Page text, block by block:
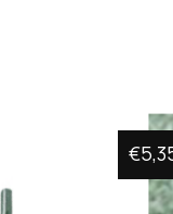
€